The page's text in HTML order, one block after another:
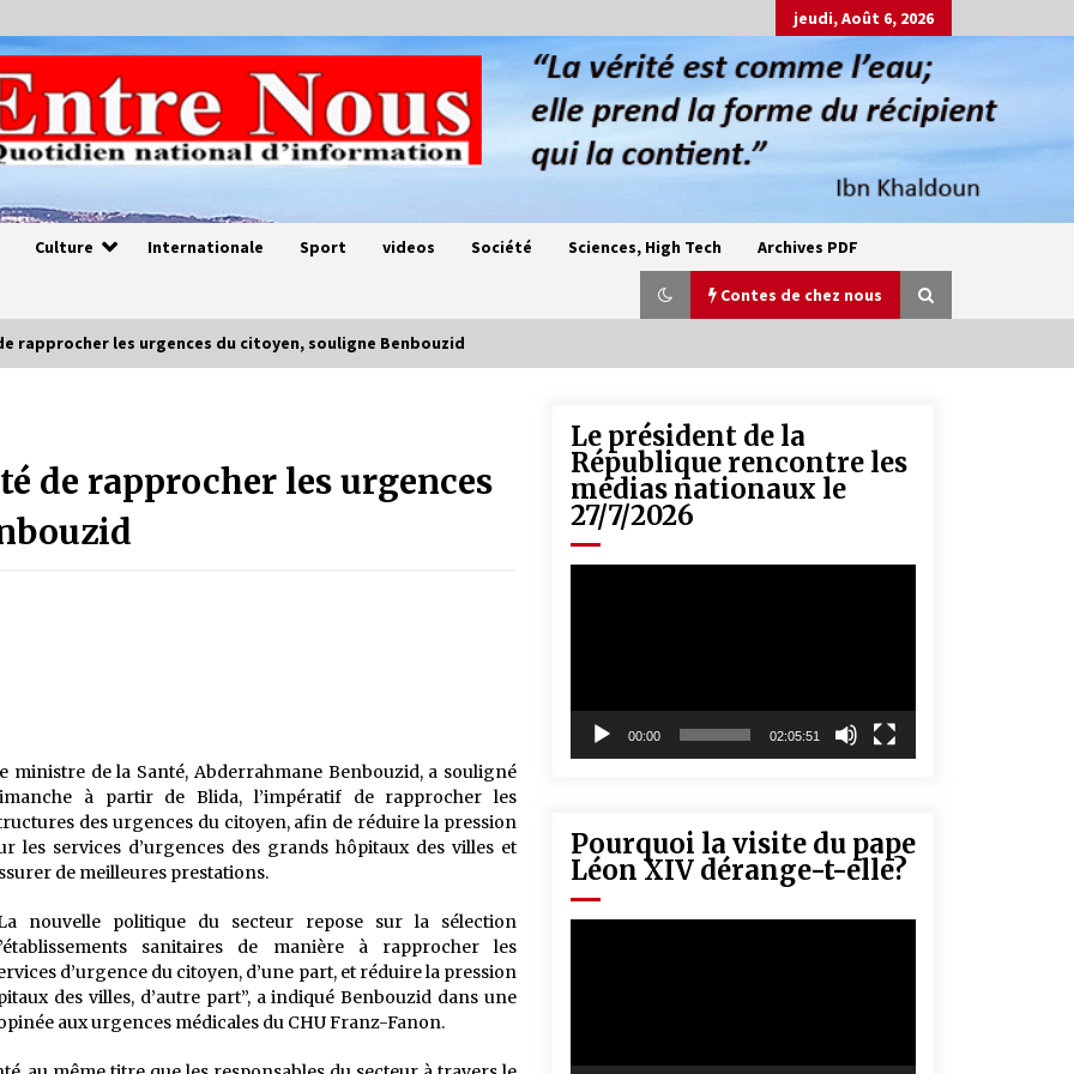
jeudi, Août 6, 2026
Culture Internationale Sport videos Société Sciences, High Tech Archives PDF
Contes de chez nous
Oum el Gaïla / L’ogresse du M’zab
4 ans ago
5 ans ago
contes et à quoi servent-ils?
5 ans ago
rapprocher les urgences du citoyen, souligne Benbouzid
de rapprocher les urgences
ministre de la Santé, Abderrahmane Benbouzid, a souligné
à partir de Blida, l’impératif de rapprocher les
des urgences du citoyen, afin de réduire la pression
les services d’urgences des grands hôpitaux des villes et
de meilleures prestations.
nouvelle politique du secteur repose sur la sélection
sanitaires de manière à rapprocher les
d’urgence du citoyen, d’une part, et réduire la pression
des villes, d’autre part”, a indiqué Benbouzid dans une
aux urgences médicales du CHU Franz-Fanon.
Le président de la
République rencontre les
médias nationaux le
27/7/2026
00:00 02:05:51
Pourquoi la visite du pape
Léon XIV dérange-t-elle?